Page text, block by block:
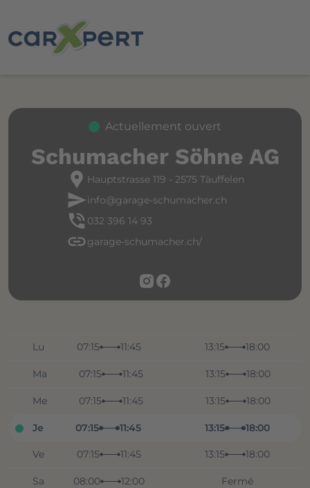
Actuellement ouvert
Schumacher Söhne AG
location_pin Hauptstrasse 119 - 2575 Täuffelen
sendinfo@garage-schumacher.ch
phone_in_talk 032 396 14 93
link garage-schumacher.ch/
Lu 07:15 11:45 13:15 18:00
Ma 07:15 11:45 13:15 18:00
Me 07:15 11:45 13:15 18:00
Je 07:15 11:45 13:15 18:00
Ve 07:15 11:45 13:15 18:00
Sa 08:00 12:00 Fermé